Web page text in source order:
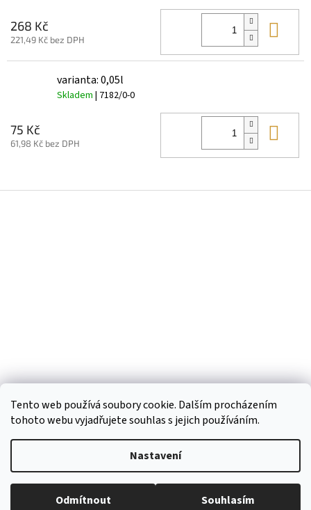
Tento web používá soubory cookie. Dalším procházením
tohoto webu vyjadřujete souhlas s jejich používáním.
Nastavení
Odmítnout Souhlasím
268 Kč
221,49 Kč bez DPH
varianta: 0,05l
Skladem | 7182/0-0
75 Kč
61,98 Kč bez DPH
Copyright 2026Regiokošík. Všechna práva vyhrazena.Upravit